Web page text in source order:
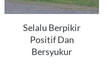
Selalu Berpikir
Positif Dan
Bersyukur